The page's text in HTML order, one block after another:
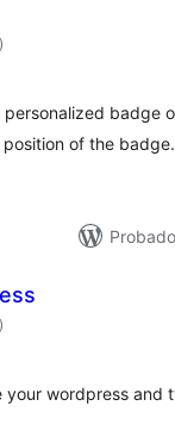
total
de
)
badge
of the badge.
total
de
)
wordpress and